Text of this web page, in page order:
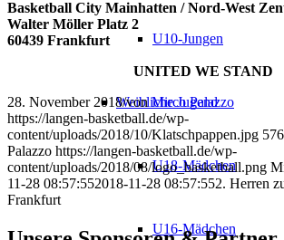
U10-Jungen
Weibliche Jugend
U18-Mädchen
U16-Mädchen
Basketball City Mainhatten / Nord-West
Walter Möller Platz 2
60439 Frankfurt
UNITED WE STAND
28. November 2018/vonMirco Palazzo
https://langen-basketball.de/wp-
content/uploads/2018/10/Klatschpappen.jpg 576
Palazzo https://langen-basketball.de/wp-
content/uploads/2018/08/logo_basketball.png
11-28 08:57:552018-11-28 08:57:552. Herren
Frankfurt